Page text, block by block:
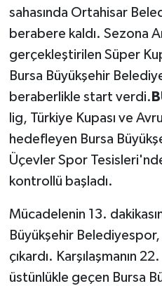
sahasında Ortahisar
berabere kaldı. Sezona
gerçekleştirilen Süper
Bursa Büyükşehir
beraberlikle start verdi.
lig, Türkiye Kupası ve
hedefleyen Bursa
Üçevler Spor
kontrollü başladı.
Mücadelenin 13.
Büyükşehir
çıkardı. Karşılaşmanın
üstünlükle geçen Bursa